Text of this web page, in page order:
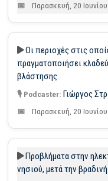
Παρασκευή, 20
Οι περιοχές στις
πραγματοποιήσει
βλάστησης.
Γιώργος
Παρασκευή, 20
Προβλήματα στην
νησιού, μετά την